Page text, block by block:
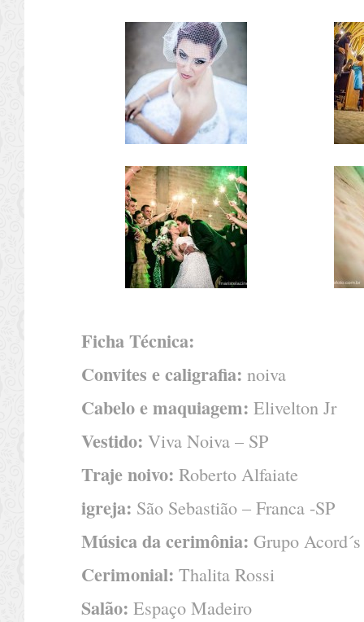
Ficha Técnica:
Convites e caligrafia: noiva
Cabelo e maquiagem: Elivelton Jr
Vestido: Viva Noiva – SP
Traje noivo: Roberto Alfaiate
igreja: São Sebastião – Franca -SP
Música da cerimônia: Grupo Acord´s
Cerimonial: Thalita Rossi
Salão: Espaço Madeiro